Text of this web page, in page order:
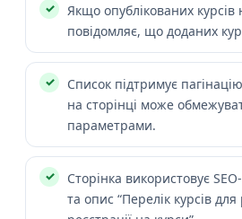
Якщо опублікованих курсів
повідомляє, що доданих
Список підтримує
на сторінці може
параметрами.
Сторінка використовує
та опис “Перелік курсів